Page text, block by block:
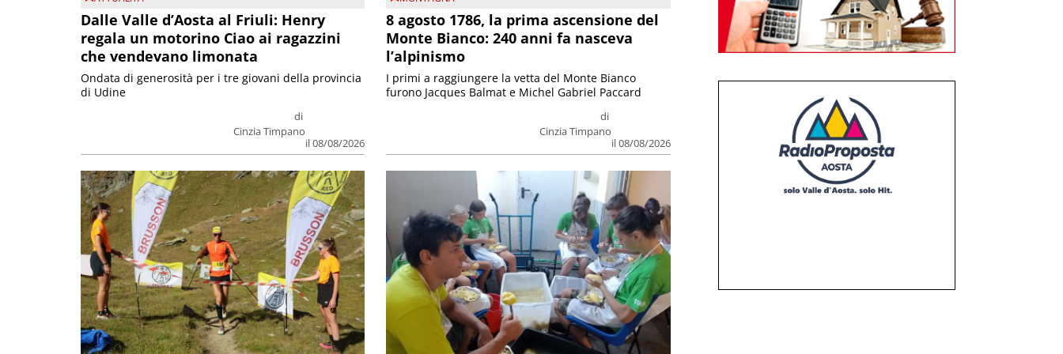
Dalle Valle d’Aosta al Friuli: Henry
regala un motorino Ciao ai ragazzini
che vendevano limonata
di
Cinzia Timpano
il 08/08/2026
Ondata di generosità per i tre giovani della provincia
di Udine
8 agosto 1786, la prima ascensione del
Monte Bianco: 240 anni fa nasceva
l’alpinismo
di
Cinzia Timpano
il 08/08/2026
I primi a raggiungere la vetta del Monte Bianco
furono Jacques Balmat e Michel Gabriel Paccard